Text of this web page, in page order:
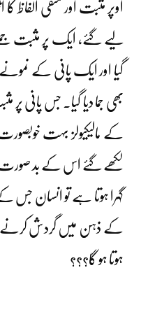
اوپر مثبت اور منفی الفاظ
لیے گئے، ایک پر مثبت
گیا اور ایک پانی کے
بھی جما دیا گیا۔ جس پانی
کے مالیکیولز بہت
لکھے گئے اس کے بد صورت۔
کے ذہن میں گردش کرنے
ہوتا ہو گا؟؟؟